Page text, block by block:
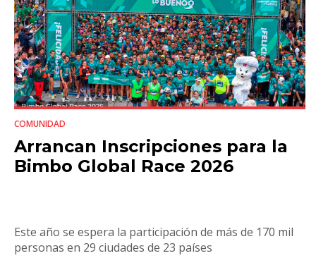
COMUNIDAD
Arrancan Inscripciones para la
Bimbo Global Race 2026
Este año se espera la participación de más de 170 mil
personas en 29 ciudades de 23 países